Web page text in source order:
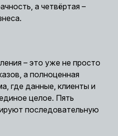
а четвёртая –
– это уже не просто
а полноценная
где данные, клиенты и
целое. Пять
последовательную